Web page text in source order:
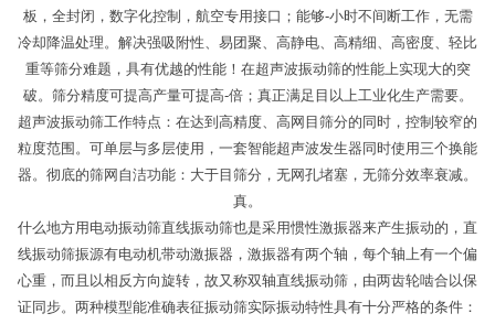
板，全封闭，数字化控制，航空专用接口；能够-小时不间断工作，无需
冷却降温处理。解决强吸附性、易团聚、高静电、高精细、高密度、轻比
重等筛分难题，具有优越的性能！在超声波振动筛的性能上实现大的突
破。筛分精度可提高产量可提高-倍；真正满足目以上工业化生产需要。
超声波振动筛工作特点：在达到高精度、高网目筛分的同时，控制较窄的
粒度范围。可单层与多层使用，一套智能超声波发生器同时使用三个换能
器。彻底的筛网自洁功能：大于目筛分，无网孔堵塞，无筛分效率衰减。
真。
什么地方用电动振动筛直线振动筛也是采用惯性激振器来产生振动的，直
线振动筛振源有电动机带动激振器，激振器有两个轴，每个轴上有一个偏
心重，而且以相反方向旋转，故又称双轴直线振动筛，由两齿轮啮合以保
证同步。两种模型能准确表征振动筛实际振动特性具有十分严格的条件：